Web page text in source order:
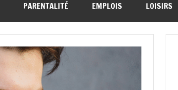
PARENTALITÉ EMPLOIS LOISIRS